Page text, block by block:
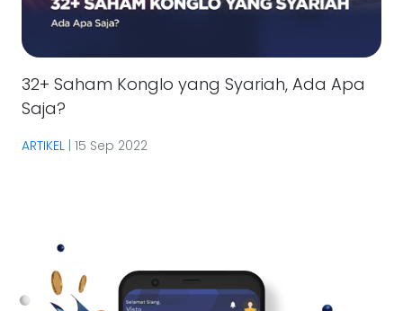
32+ Saham Konglo yang Syariah, Ada Apa
Saja?
ARTIKEL 15 Sep 2022